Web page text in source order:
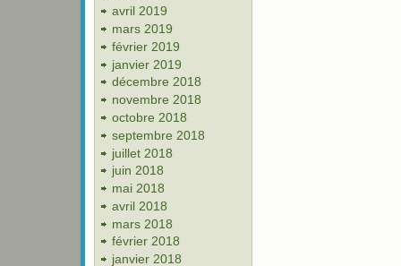
avril 2019
mars 2019
février 2019
janvier 2019
décembre 2018
novembre 2018
octobre 2018
septembre 2018
juillet 2018
juin 2018
mai 2018
avril 2018
mars 2018
février 2018
janvier 2018